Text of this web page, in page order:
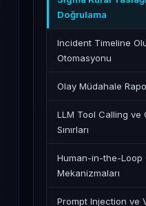
Doğrulama
Incident Timeline
Otomasyonu
Olay Müdahale
LLM Tool Calling ve
Sınırları
Human-in-the-Loop
Mekanizmaları
Prompt Injection ve